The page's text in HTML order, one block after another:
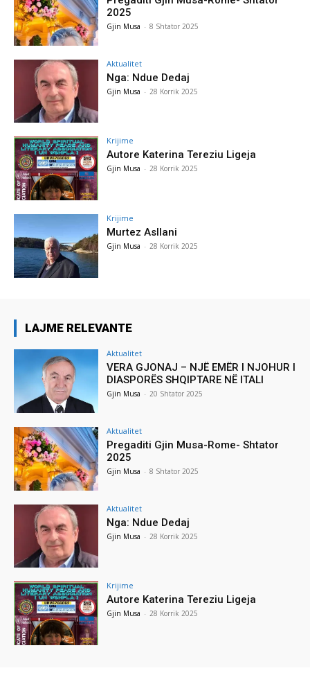
2025
Gjin Musa - 8 Shtator 2025
Aktualitet
Nga: Ndue Dedaj
Gjin Musa - 28 Korrik 2025
Krijime
Autore Katerina Tereziu Ligeja
Gjin Musa - 28 Korrik 2025
Krijime
Murtez Asllani
Gjin Musa - 28 Korrik 2025
LAJME RELEVANTE
Aktualitet
VERA GJONAJ – NJË EMËR I NJOHUR I
DIASPORËS SHQIPTARE NË ITALI
Gjin Musa - 20 Shtator 2025
Aktualitet
Pregaditi Gjin Musa-Rome- Shtator
2025
Gjin Musa - 8 Shtator 2025
Aktualitet
Nga: Ndue Dedaj
Gjin Musa - 28 Korrik 2025
Krijime
Autore Katerina Tereziu Ligeja
Gjin Musa - 28 Korrik 2025